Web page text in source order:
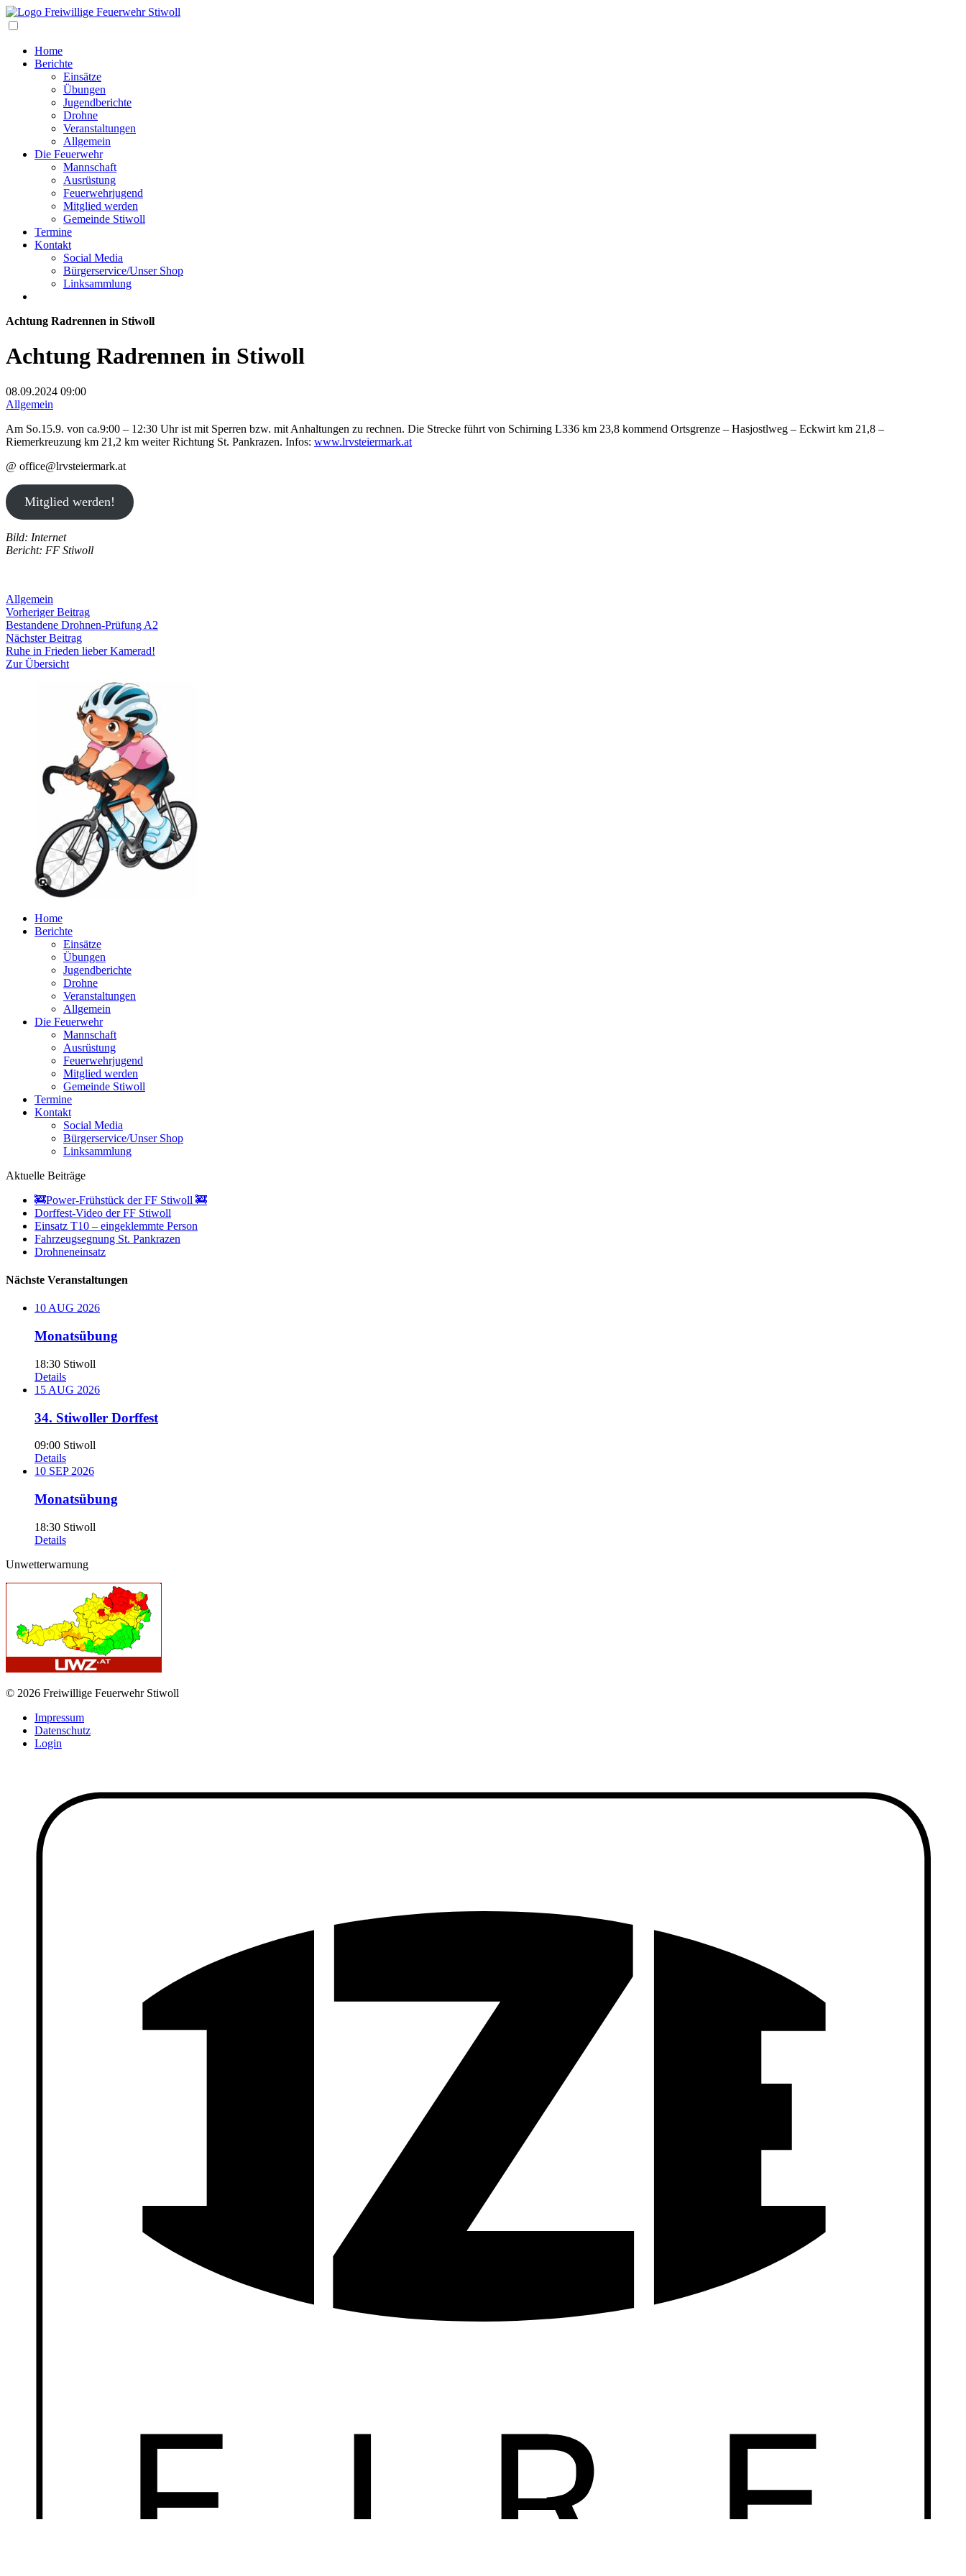
Home
Berichte
Einsätze
Übungen
Jugendberichte
Drohne
Veranstaltungen
Allgemein
Die Feuerwehr
Mannschaft
Ausrüstung
Feuerwehrjugend
Mitglied werden
Gemeinde Stiwoll
Termine
Kontakt
Social Media
Bürgerservice/Unser Shop
Linksammlung
Achtung Radrennen in Stiwoll
Achtung Radrennen in Stiwoll
08.09.2024 09:00
Allgemein
Am So.15.9. von ca.9:00 – 12:30 Uhr ist mit Sperren bzw. mit Anhaltungen zu rechnen. Die Strecke führt von Schirning L336 km 23,8 kommend Ortsgrenze – Hasjostlweg – Eckwirt km 21,8 –
Riemerkreuzung km 21,2 km weiter Richtung St. Pankrazen. Infos: www.lrvsteiermark.at
@ office@lrvsteiermark.at
Mitglied werden!
Bild: Internet
Bericht: FF Stiwoll
Allgemein
Beitragsnavigation
Vorheriger BeitragVorheriger
Beitrag:
Bestandene Drohnen-Prüfung A2
Nächster BeitragNächster
Beitrag:
Ruhe in Frieden lieber Kamerad!
Zur Übersicht
Home
Berichte
Einsätze
Übungen
Jugendberichte
Drohne
Veranstaltungen
Allgemein
Die Feuerwehr
Mannschaft
Ausrüstung
Feuerwehrjugend
Mitglied werden
Gemeinde Stiwoll
Termine
Kontakt
Social Media
Bürgerservice/Unser Shop
Linksammlung
Aktuelle Beiträge
🚒Power-Frühstück der FF Stiwoll 🚒
Dorffest-Video der FF Stiwoll
Einsatz T10 – eingeklemmte Person
Fahrzeugsegnung St. Pankrazen
Drohneneinsatz
Nächste Veranstaltungen
10AUG 2026
Monatsübung
18:30 Stiwoll
Details
15 AUG 2026
34. Stiwoller Dorffest
09:00 Stiwoll
Details
10 SEP 2026
Monatsübung
18:30 Stiwoll
Details
Unwetterwarnung
© 2026 Freiwillige Feuerwehr Stiwoll
Impressum
Datenschutz
Login